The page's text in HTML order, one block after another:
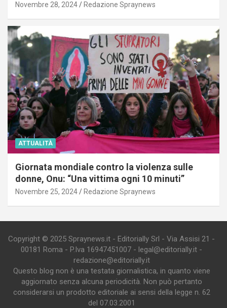
Novembre 28, 2024 Redazione Spraynews
ATTUALITÀ
Giornata mondiale contro la violenza sulle
donne, Onu: “Una vittima ogni 10 minuti”
Novembre 25, 2024 Redazione Spraynews
Copyright © 2025 Spraynews.it - Editorially Srl - Via Assisi 21 -
00181 Roma - P.Iva 16947451007 - legal@editorially.it -
redazione@editorially.it
Questo blog non è una testata giornalistica, in quanto viene
aggiornato senza alcuna periodicità. Non può pertanto
considerarsi un prodotto editoriale ai sensi della legge n. 62
del 07.03.2001